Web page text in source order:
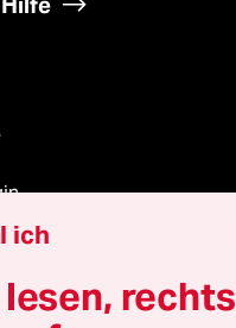
Abonnierende
ich
rechts